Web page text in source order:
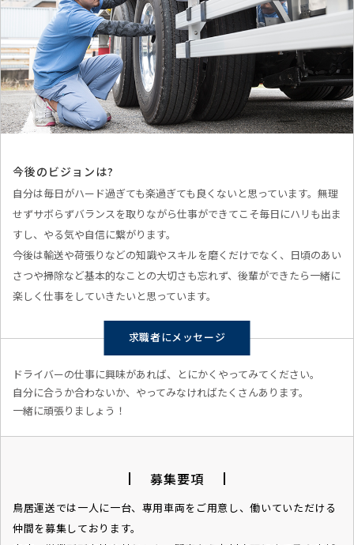
今後のビジョンは?
自分は毎日がハード過ぎても楽過ぎても良くないと思っています。無理
せずサボらずバランスを取りながら仕事ができてこそ毎日にハリも出ま
すし、やる気や自信に繋がります。
今後は輸送や荷張りなどの知識やスキルを磨くだけでなく、日頃のあい
さつや掃除など基本的なことの大切さも忘れず、後輩ができたら一緒に
楽しく仕事をしていきたいと思っています。
求職者にメッセージ
ドライバーの仕事に興味があれば、とにかくやってみてください。
自分に合うか合わないか、やってみなければたくさんあります。
一緒に頑張りましょう！
募集要項
鳥居運送では一人に一台、専用車両をご用意し、働いていただける
仲間を募集しております。